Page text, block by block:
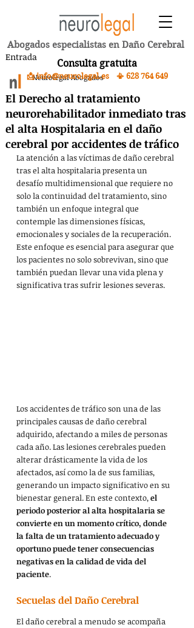
Abogados especialistas en Daño Cerebral
Consulta gratuita
📩 info@neurolegal.es 📳 628 764 649
Entrada
El Derecho al tratamiento
neurorehabilitador inmediato tras
el alta Hospitalaria en el daño
cerebral por accidentes de tráfico
Neurolegal Abogados
La atención a las víctimas de daño cerebral
tras el alta hospitalaria presenta un
desafío multidimensional que requiere no
solo la continuidad del tratamiento, sino
también un enfoque integral que
contemple las dimensiones físicas,
emocionales y sociales de la recuperación.
Este enfoque es esencial para asegurar que
los pacientes no solo sobrevivan, sino que
también puedan llevar una vida plena y
significativa tras sufrir lesiones severas.
Los accidentes de tráfico son una de las
principales causas de daño cerebral
adquirido, afectando a miles de personas
cada año. Las lesiones cerebrales pueden
alterar drásticamente la vida de los
afectados, así como la de sus familias,
generando un impacto significativo en su
bienestar general. En este contexto, el
periodo posterior al alta hospitalaria se
convierte en un momento crítico, donde
la falta de un tratamiento adecuado y
oportuno puede tener consecuencias
negativas en la calidad de vida del
paciente.
Secuelas del Daño Cerebral
El daño cerebral a menudo se acompaña